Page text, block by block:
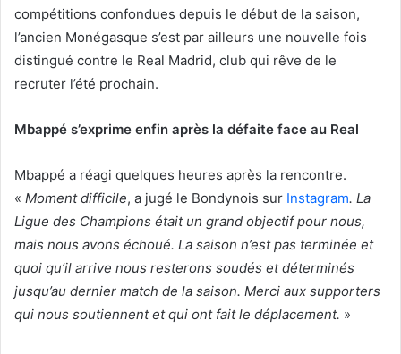
compétitions confondues depuis le début de la saison,
l’ancien Monégasque s’est par ailleurs une nouvelle fois
distingué contre le Real Madrid, club qui rêve de le
recruter l’été prochain.
Mbappé s’exprime enfin après la défaite face au Real
Mbappé a réagi quelques heures après la rencontre.
« Moment difficile, a jugé le Bondynois sur Instagram. La
Ligue des Champions était un grand objectif pour nous,
mais nous avons échoué. La saison n’est pas terminée et
quoi qu’il arrive nous resterons soudés et déterminés
jusqu’au dernier match de la saison. Merci aux supporters
qui nous soutiennent et qui ont fait le déplacement. »